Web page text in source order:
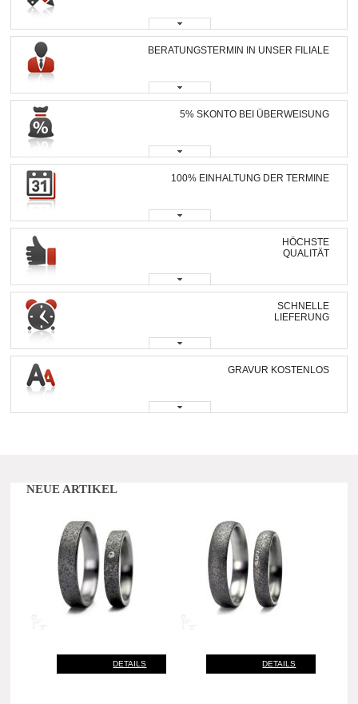
BERATUNGSTERMIN IN UNSER FILIALE
5% SKONTO BEI ÜBERWEISUNG
100% EINHALTUNG DER TERMINE
HÖCHSTE
QUALITÄT
SCHNELLE
LIEFERUNG
GRAVUR KOSTENLOS
NEUE ARTIKEL
DETAILS DETAILS